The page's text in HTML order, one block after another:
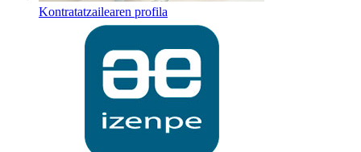
Kontratatzailearen profila